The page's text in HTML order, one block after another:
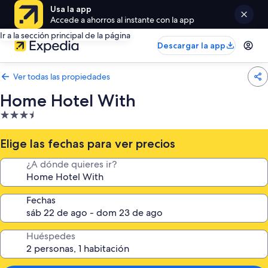
Usa la app
Accede a ahorros al instante con la app
Ir a la sección principal de la página
Descargar la app
Ver todas las propiedades
Home Hotel With
Propiedad
de
3.5
estrellas
Elige las fechas para ver precios
¿A dónde quieres ir?
Fechas
Huéspedes